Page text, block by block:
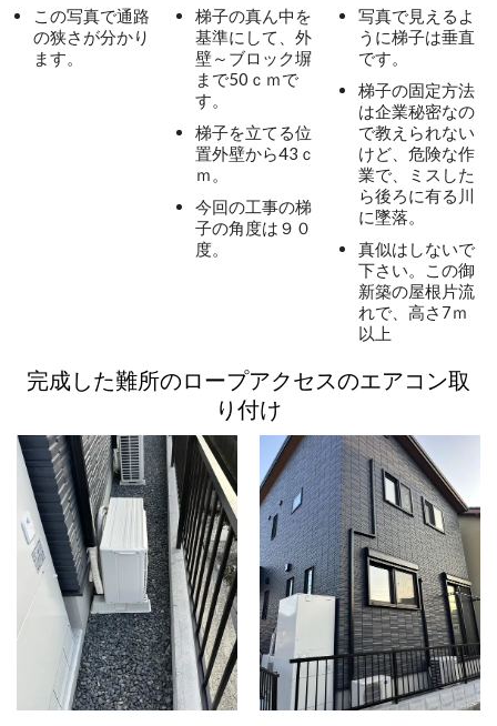
この写真で通路
の狭さが分かり
ます。
梯子の真ん中を
基準にして、外
壁～ブロック塀
まで50ｃｍで
す。
梯子を立てる位
置外壁から43ｃ
ｍ。
今回の工事の梯
子の角度は９０
度。
写真で見えるよ
うに梯子は垂直
です。
梯子の固定方法
は企業秘密なの
で教えられない
けど、危険な作
業で、ミスした
ら後ろに有る川
に墜落。
真似はしないで
下さい。この御
新築の屋根片流
れで、高さ7ｍ
以上
完成した難所のロープアクセスのエアコン取
り付け